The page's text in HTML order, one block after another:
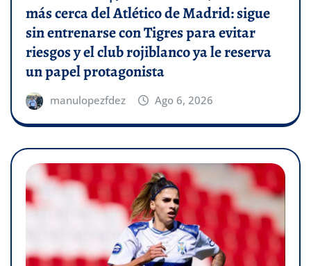
más cerca del Atlético de Madrid: sigue
sin entrenarse con Tigres para evitar
riesgos y el club rojiblanco ya le reserva
un papel protagonista
manulopezfdez Ago 6, 2026